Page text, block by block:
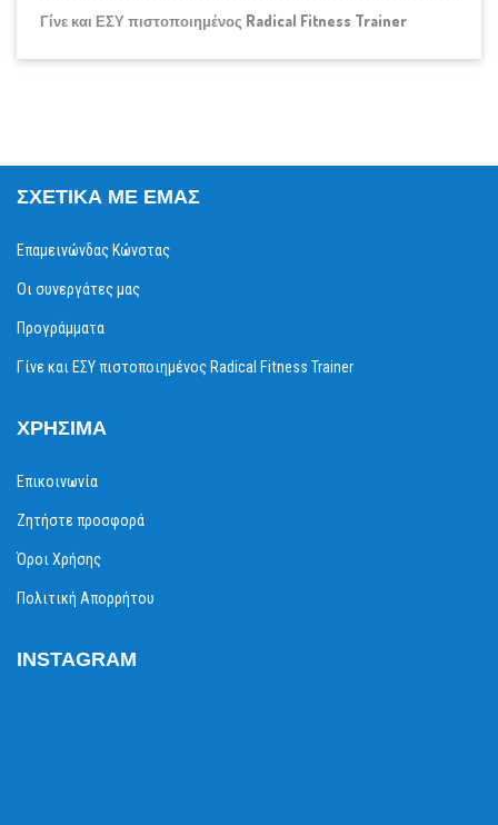
Γίνε και ΕΣΥ πιστοποιημένος Radical Fitness Trainer
ΣΧΕΤΙΚΆ ΜΕ ΕΜΆΣ
Επαμεινώνδας Κώνστας
Οι συνεργάτες μας
Προγράμματα
Γίνε και ΕΣΥ πιστοποιημένος Radical Fitness Trainer
ΧΡΉΣΙΜΑ
Επικοινωνία
Ζητήστε προσφορά
Όροι Χρήσης
Πολιτική Απορρήτου
INSTAGRAM